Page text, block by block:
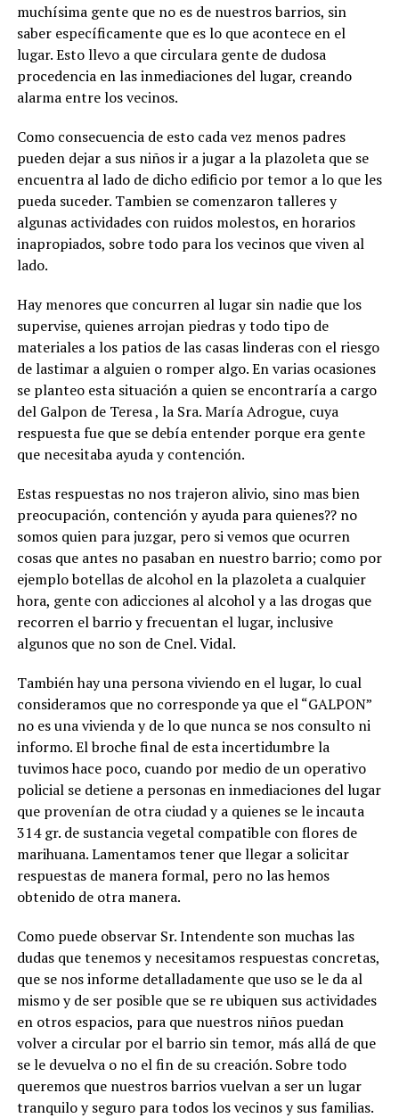
muchísima gente que no es de nuestros barrios, sin
saber específicamente que es lo que acontece en el
lugar. Esto llevo a que circulara gente de dudosa
procedencia en las inmediaciones del lugar, creando
alarma entre los vecinos.
Como consecuencia de esto cada vez menos padres
pueden dejar a sus niños ir a jugar a la plazoleta que se
encuentra al lado de dicho edificio por temor a lo que les
pueda suceder. Tambien se comenzaron talleres y
algunas actividades con ruidos molestos, en horarios
inapropiados, sobre todo para los vecinos que viven al
lado.
Hay menores que concurren al lugar sin nadie que los
supervise, quienes arrojan piedras y todo tipo de
materiales a los patios de las casas linderas con el riesgo
de lastimar a alguien o romper algo. En varias ocasiones
se planteo esta situación a quien se encontraría a cargo
del Galpon de Teresa , la Sra. María Adrogue, cuya
respuesta fue que se debía entender porque era gente
que necesitaba ayuda y contención.
Estas respuestas no nos trajeron alivio, sino mas bien
preocupación, contención y ayuda para quienes?? no
somos quien para juzgar, pero si vemos que ocurren
cosas que antes no pasaban en nuestro barrio; como por
ejemplo botellas de alcohol en la plazoleta a cualquier
hora, gente con adicciones al alcohol y a las drogas que
recorren el barrio y frecuentan el lugar, inclusive
algunos que no son de Cnel. Vidal.
También hay una persona viviendo en el lugar, lo cual
consideramos que no corresponde ya que el “GALPON”
no es una vivienda y de lo que nunca se nos consulto ni
informo. El broche final de esta incertidumbre la
tuvimos hace poco, cuando por medio de un operativo
policial se detiene a personas en inmediaciones del lugar
que provenían de otra ciudad y a quienes se le incauta
314 gr. de sustancia vegetal compatible con flores de
marihuana. Lamentamos tener que llegar a solicitar
respuestas de manera formal, pero no las hemos
obtenido de otra manera.
Como puede observar Sr. Intendente son muchas las
dudas que tenemos y necesitamos respuestas concretas,
que se nos informe detalladamente que uso se le da al
mismo y de ser posible que se re ubiquen sus actividades
en otros espacios, para que nuestros niños puedan
volver a circular por el barrio sin temor, más allá de que
se le devuelva o no el fin de su creación. Sobre todo
queremos que nuestros barrios vuelvan a ser un lugar
tranquilo y seguro para todos los vecinos y sus familias.